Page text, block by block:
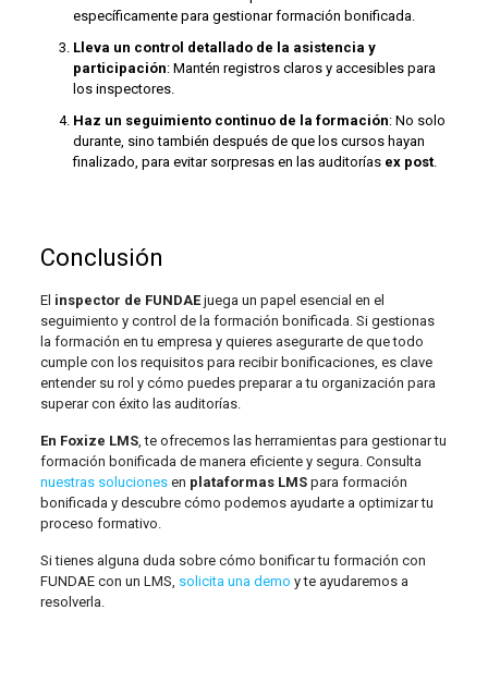
específicamente para gestionar formación bonificada.
Lleva un control detallado de la asistencia y
participación: Mantén registros claros y accesibles para
los inspectores.
Haz un seguimiento continuo de la formación: No solo
durante, sino también después de que los cursos hayan
finalizado, para evitar sorpresas en las auditorías ex post.
Conclusión
El inspector de FUNDAEjuega un papel esencial en el
seguimiento y control de la formación bonificada. Si gestionas
la formación en tu empresa y quieres asegurarte de que todo
cumple con los requisitos para recibir bonificaciones, es clave
entender su rol y cómo puedes preparar a tu organización para
superar con éxito las auditorías.
En Foxize LMS, te ofrecemos las herramientas para gestionar tu
formación bonificada de manera eficiente y segura. Consulta
nuestras solucionesen plataformas LMSpara formación
bonificada y descubre cómo podemos ayudarte a optimizar tu
proceso formativo.
Si tienes alguna duda sobre cómo bonificar tu formación con
FUNDAE con un LMS, solicita una demo y te ayudaremos a
resolverla.